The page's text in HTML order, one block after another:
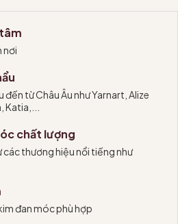
nơi
đến từ Châu Âu như Yarnart, Alize
Katia,...
chất lượng
thương hiệu nổi tiếng như
đan móc phù hợp